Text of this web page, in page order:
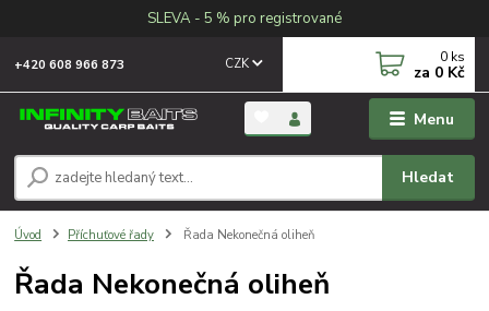
SLEVA - 5 % pro registrované
Menu
CZK
Hledat
+420 608 966 873 0 ks
za 0 Kč
Úvod Příchuťové řady Řada Nekonečná oliheň
Řada Nekonečná oliheň